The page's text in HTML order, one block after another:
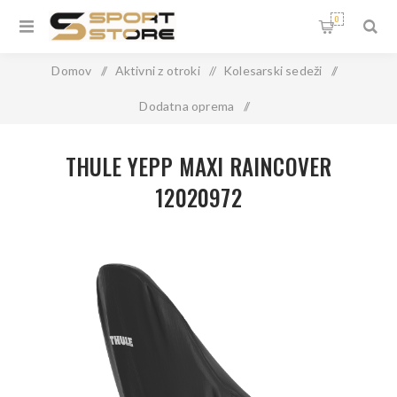
0
Domov / Aktivni z otroki / Kolesarski sedeži /
Dodatna oprema /
THULE YEPP MAXI RAINCOVER
12020972